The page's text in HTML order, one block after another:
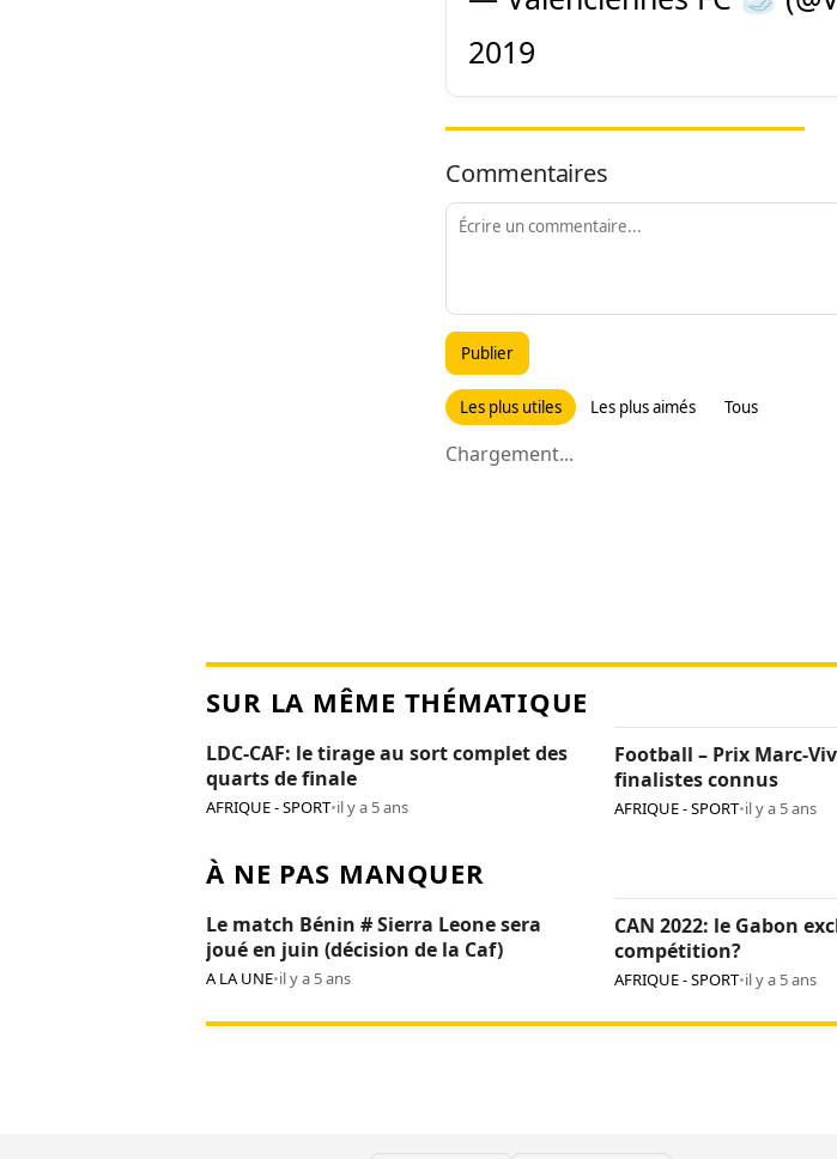
2019
Commentaires
Publier
Les plus utiles Les plus aimés Tous
Chargement...
SUR LA MÊME THÉMATIQUE
LDC-CAF: le tirage au sort complet des
quarts de finale
AFRIQUE - SPORT•il y a 5 ans
Football – Prix Marc-
finalistes connus
AFRIQUE - SPORT•il y a 5 ans
À NE PAS MANQUER
Le match Bénin # Sierra Leone sera
joué en juin (décision de la Caf)
A LA UNE•il y a 5 ans
CAN 2022: le Gabon
compétition?
AFRIQUE - SPORT•il y a 5 ans